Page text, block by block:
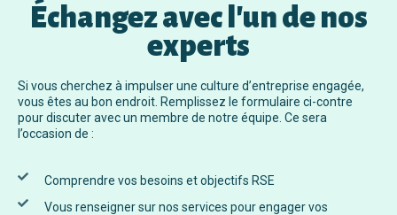
Échangez avec l'un de nos
experts
Si vous cherchez à impulser une culture d’entreprise engagée,
vous êtes au bon endroit. Remplissez le formulaire ci-contre
pour discuter avec un membre de notre équipe. Ce sera
l’occasion de :
Comprendre vos besoins et objectifs RSE
Vous renseigner sur nos services pour engager vos